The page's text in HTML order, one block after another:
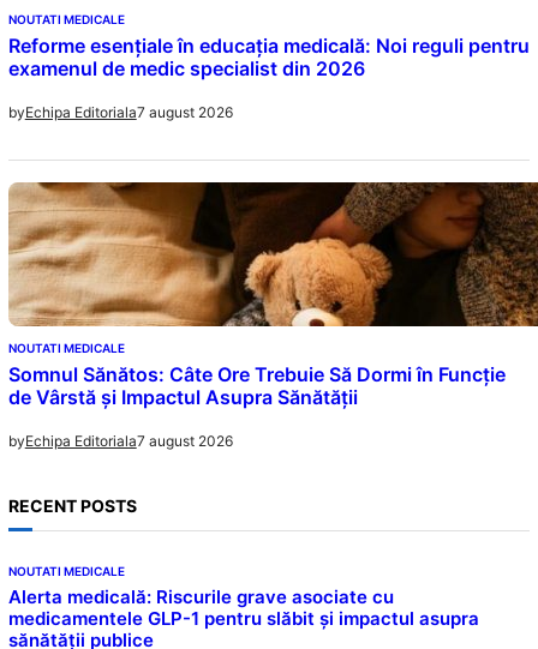
NOUTATI MEDICALE
Reforme esențiale în educația medicală: Noi reguli pentru
examenul de medic specialist din 2026
byEchipa Editoriala7 august 2026
NOUTATI MEDICALE
Somnul Sănătos: Câte Ore Trebuie Să Dormi în Funcție
de Vârstă și Impactul Asupra Sănătății
byEchipa Editoriala7 august 2026
RECENT POSTS
NOUTATI MEDICALE
Alerta medicală: Riscurile grave asociate cu
medicamentele GLP-1 pentru slăbit și impactul asupra
sănătății publice